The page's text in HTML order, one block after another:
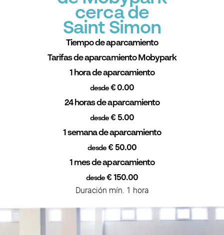
cerca de
Saint Simon
Tiempo de aparcamiento
Tarifas de aparcamiento Mobypark
1 hora de aparcamiento
desde€ 0.00
24 horas de aparcamiento
desde € 5.00
1 semana de aparcamiento
desde € 50.00
1 mes de aparcamiento
desde € 150.00
Duración mín. 1 hora